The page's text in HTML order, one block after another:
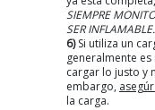
SIEMPRE
SER INFLAMABLE.
6)Si utiliza un
generalmente
cargar lo justo y
embargo,
la carga.